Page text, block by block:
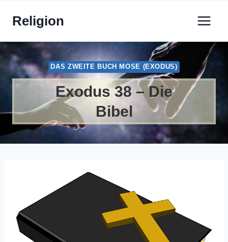
InhaltReligion
DAS ZWEITE BUCH MOSE (EXODUS)
Exodus 38 – Die
Bibel